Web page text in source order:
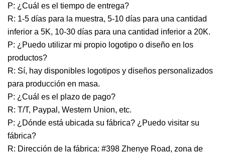
P: ¿Cuál es el tiempo de entrega?
R: 1-5 días para la muestra, 5-10 días para una cantidad
inferior a 5K, 10-30 días para una cantidad inferior a 20K.
P: ¿Puedo utilizar mi propio logotipo o diseño en los
productos?
R: Sí, hay disponibles logotipos y diseños personalizados
para producción en masa.
P: ¿Cuál es el plazo de pago?
R: T/T, Paypal, Western Union, etc.
P: ¿Dónde está ubicada su fábrica? ¿Puedo visitar su
fábrica?
R: Dirección de la fábrica: #398 Zhenye Road, zona de